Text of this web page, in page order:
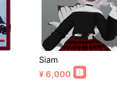
Siam
¥ 6,000